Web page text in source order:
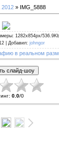
2012 » IMG_5888
: 1282x854px/536.9Kb
| Добавил: johngor
в реальном
: 0.0/0